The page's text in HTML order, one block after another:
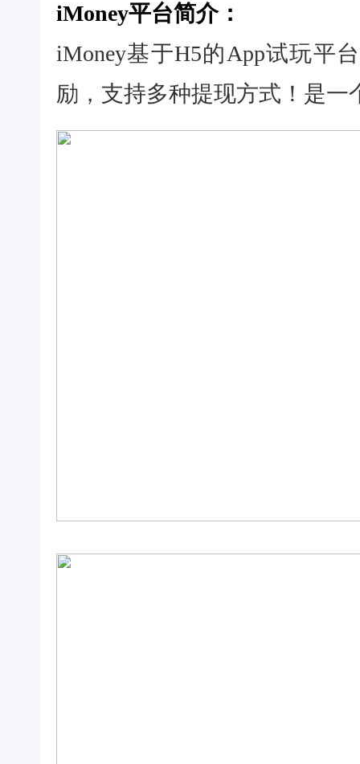
iMoney平台简介：
iMoney基于H5的App试玩平
励，支持多种提现方式！是